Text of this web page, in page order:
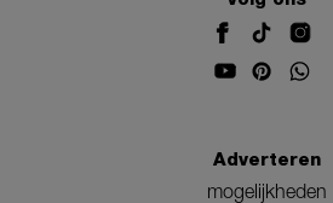
Adverteren
mogelijkheden